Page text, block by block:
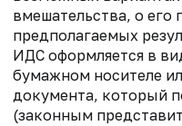
вмешательства, о его
предполагаемых
ИДС оформляется в
бумажном носителе
документа, который
(законным